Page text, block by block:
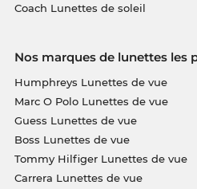
Coach Lunettes de soleil
Nos marques de lunettes les
Humphreys Lunettes de vue
Marc O Polo Lunettes de vue
Guess Lunettes de vue
Boss Lunettes de vue
Tommy Hilfiger Lunettes de vue
Carrera Lunettes de vue